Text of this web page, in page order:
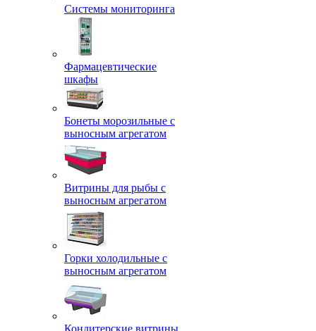
Системы мониторинга
Фармацевтические
шкафы
Бонеты морозильные с
выносным агрегатом
Витрины для рыбы с
выносным агрегатом
Горки холодильные с
выносным агрегатом
Кондитерские витрины